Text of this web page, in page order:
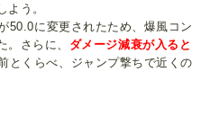
よう。
50.0に変更されたため、爆風コン
。さらに、 ダメージ減衰が入ると
とくらべ、ジャンプ撃ちで近くの